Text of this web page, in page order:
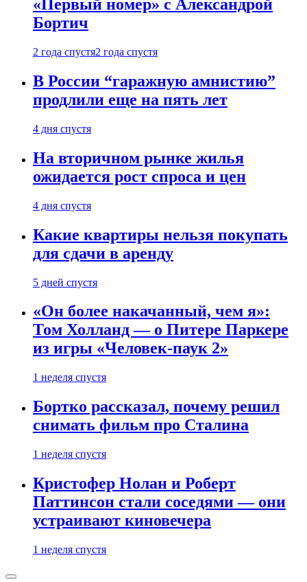
«Первый номер» с Александрой
Бортич
2 года спустя2 года спустя
В России “гаражную амнистию”
продлили еще на пять лет
4 дня спустя
На вторичном рынке жилья
ожидается рост спроса и цен
4 дня спустя
Какие квартиры нельзя покупать
для сдачи в аренду
5 дней спустя
«Он более накачанный, чем я»:
Том Холланд — о Питере Паркере
из игры «Человек-паук 2»
1 неделя спустя
Бортко рассказал, почему решил
снимать фильм про Сталина
1 неделя спустя
Кристофер Нолан и Роберт
Паттинсон стали соседями — они
устраивают киновечера
1 неделя спустя